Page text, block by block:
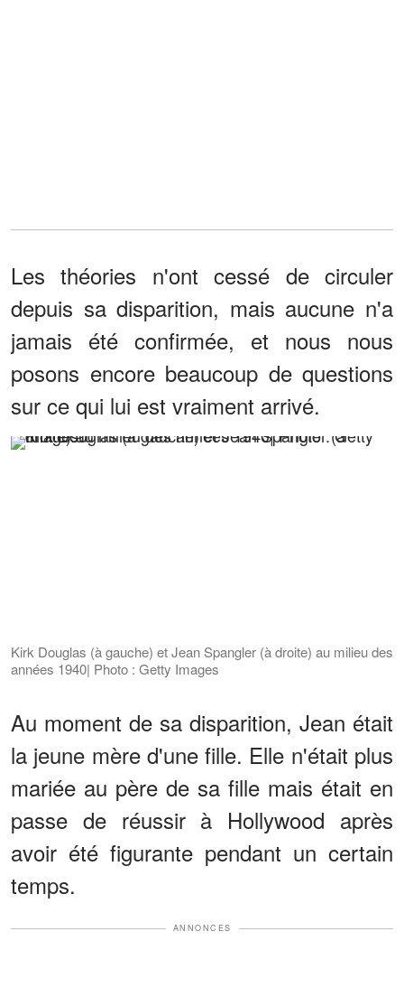
Les théories n'ont cessé de circuler
depuis sa disparition, mais aucune n'a
jamais été confirmée, et nous nous
posons encore beaucoup de questions
sur ce qui lui est vraiment arrivé.
Kirk Douglas (à gauche) et Jean Spangler (à droite) au milieu des
années 1940| Photo : Getty Images
Au moment de sa disparition, Jean était
la jeune mère d'une fille. Elle n'était plus
mariée au père de sa fille mais était en
passe de réussir à Hollywood après
avoir été figurante pendant un certain
temps.
ANNONCES